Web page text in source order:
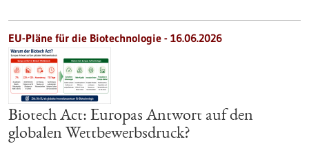
EU-Pläne für die Biotechnologie - 16.06.2026
Biotech Act: Europas Antwort auf den
globalen Wettbewerbsdruck?